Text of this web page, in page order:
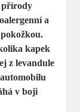
přírody
a
kapek
z levandule
v boji